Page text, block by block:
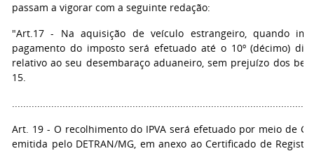
passam a vigorar com a seguinte redação:
"Art.17 - Na aquisição de veículo estrangeiro, quando
pagamento do imposto será efetuado até o 10º (décimo)
relativo ao seu desembaraço aduaneiro, sem prejuízo dos
15.
Art. 19 - O recolhimento do IPVA será efetuado por meio de
emitida pelo DETRAN/MG, em anexo ao Certificado de